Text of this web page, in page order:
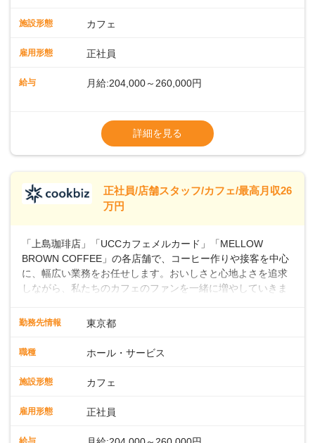
年齢層が活躍しており、チームワークも抜群です。基本マニ
業務に馴染める環境です。「カフェの接客は初めて」という
ッフとして経験を積んだ後、店長を目指してみませんか。売
よ♪あなたも、無理なくステップアップできる環境で、少しず
つ成長していきませんか？
施設形態 カフェ
雇用形態 正社員
給与 月給:204,000～260,000円
ます・東日本エリア：月給21万4000～27万
※経験・スキルを考慮の上、決定します。
※別途、残業代および各種手当あり
※試用期間なし
■店長職： ・西日本／月給26万7500円
万円＋賞与(年3回)・店長職：年収410万円／
詳細を見る
正社員/店舗スタッフ/カフェ/最高月収26
万円
「上島珈琲店」「UCCカフェメルカード」「MELLOW
BROWN COFFEE」の各店舗で、コーヒー作りや接客を中心
に、幅広い業務をお任せします。おいしさと心地よさを追求
しながら、私たちのカフェのファンを一緒に増やしていきま
クの作成お客様のご案内、レジ対応軽食メニューの調理店内
ート体制充実コーヒーの知識から接客マナーまで、先輩スタ
年齢層が活躍しており、チームワークも抜群です。基本マニ
業務に馴染める環境です。「カフェの接客は初めて」という
ッフとして経験を積んだ後、店長を目指してみませんか。売
勤務先情報 東京都
職種 ホール・サービス
施設形態 カフェ
雇用形態 正社員
給与